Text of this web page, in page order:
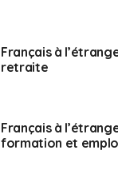
Français à
retraite
Français à
formation et